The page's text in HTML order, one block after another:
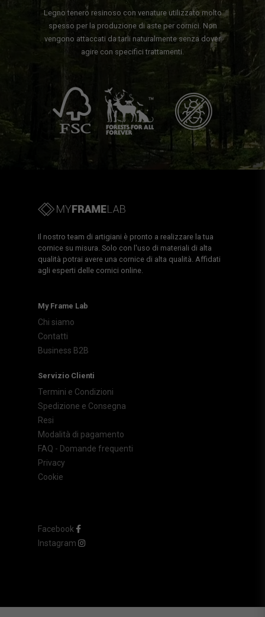
Legno tenero resinoso con venature utilizzato molto
spesso per la produzione di aste per cornici. Non
vengono attaccati da tarli naturalmente senza dover
agire con specifici trattamenti.
Il nostro team di artigiani è pronto a realizzare la tua
cornice su misura. Solo con l'uso di materiali di alta
qualità potrai avere una cornice di alta qualità. Affidati
agli esperti delle cornici online.
My Frame Lab
Chi siamo
Contatti
Business B2B
Servizio Clienti
Termini e Condizioni
Spedizione e Consegna
Resi
Modalità di pagamento
FAQ - Domande frequenti
Privacy
Cookie
Facebook
Instagram